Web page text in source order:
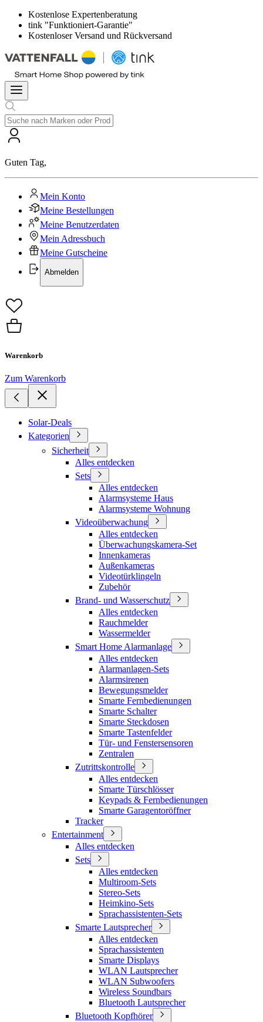
Kostenlose Expertenberatung
tink "Funktioniert-Garantie"
Kostenloser Versand und Rückversand
Guten Tag,
Mein Konto
Meine Bestellungen
Meine Benutzerdaten
Mein Adressbuch
Meine Gutscheine
Abmelden
Warenkorb
Zum Warenkorb
Solar-Deals
Kategorien
Sicherheit
Alles entdecken
Sets
Alles entdecken
Alarmsysteme Haus
Alarmsysteme Wohnung
Videoüberwachung
Alles entdecken
Überwachungskamera-Set
Innenkameras
Außenkameras
Videotürklingeln
Zubehör
Brand- und Wasserschutz
Alles entdecken
Rauchmelder
Wassermelder
Smart Home Alarmanlage
Alles entdecken
Alarmanlagen-Sets
Alarmsirenen
Bewegungsmelder
Smarte Fernbedienungen
Smarte Schalter
Smarte Steckdosen
Smarte Tastenfelder
Tür- und Fenstersensoren
Zentralen
Zutrittskontrolle
Alles entdecken
Smarte Türschlösser
Keypads & Fernbedienungen
Smarte Garagentoröffner
Tracker
Entertainment
Alles entdecken
Sets
Alles entdecken
Multiroom-Sets
Stereo-Sets
Heimkino-Sets
Sprachassistenten-Sets
Smarte Lautsprecher
Alles entdecken
Sprachassistenten
Smarte Displays
WLAN Lautsprecher
WLAN Subwoofers
Wireless Soundbars
Bluetooth Lautsprecher
Bluetooth Kopfhörer